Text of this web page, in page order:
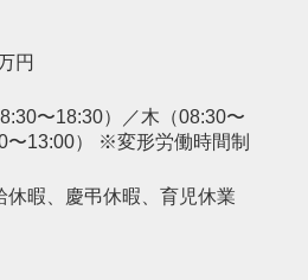
円
〜18:30）／木（08:30〜
〜13:00） ※変形労働時間制
休暇、慶弔休暇、育児休業